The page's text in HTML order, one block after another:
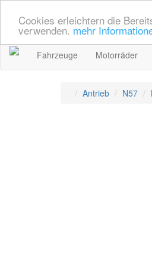
Cookies erleichtern die
verwenden. mehr
Fahrzeuge Motorräder
Antrieb N57